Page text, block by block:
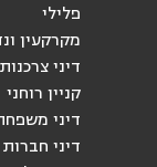
פלילי
מקרקעין
דיני
קניין רוחני
דיני
דיני חברות